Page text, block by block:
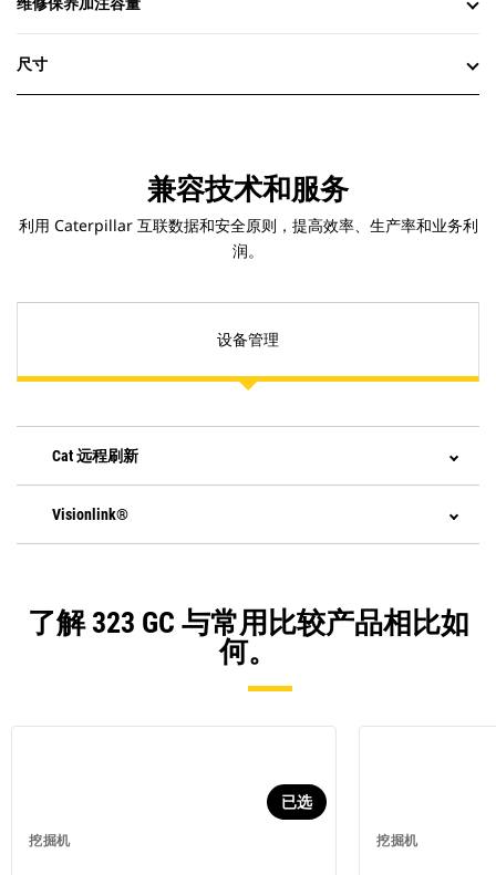
维修保养加注容量
尺寸
兼容技术和服务
利用 Caterpillar 互联数据和安全原则，提高效率、生产率和业务利
润。
设备管理
Cat 远程刷新
Visionlink®
了解 323 GC 与常用比较产品相比如
何。
挖掘机
已选
挖掘机